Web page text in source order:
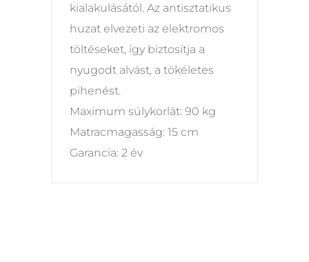
kialakulásától. Az antisztatikus
huzat elvezeti az elektromos
töltéseket, így biztosítja a
nyugodt alvást, a tökéletes
pihenést.
Maximum súlykorlát: 90 kg
Matracmagasság: 15 cm
Garancia: 2 év